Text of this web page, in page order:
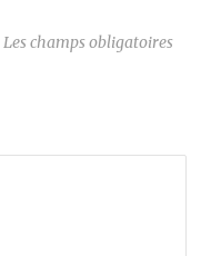
Les champs obligatoires